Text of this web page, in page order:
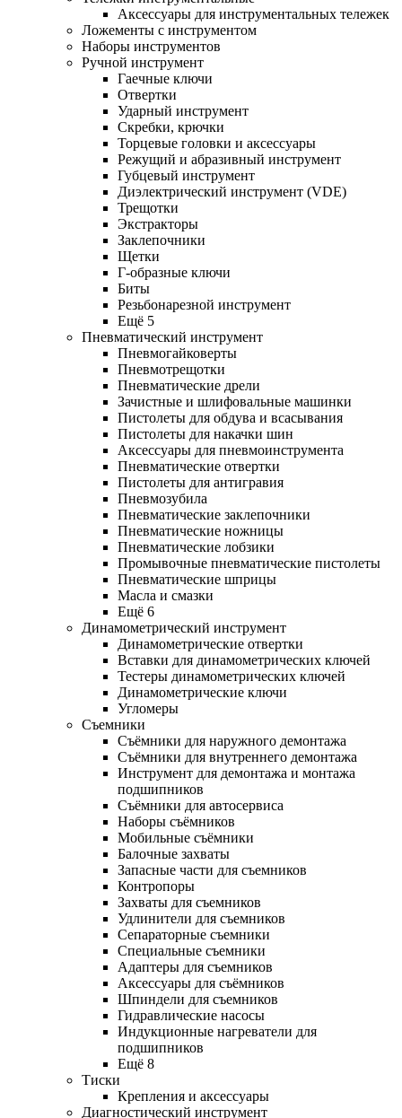
Аксессуары для инструментальных тележек
Ложементы с инструментом
Наборы инструментов
Ручной инструмент
Гаечные ключи
Отвертки
Ударный инструмент
Скребки, крючки
Торцевые головки и аксессуары
Режущий и абразивный инструмент
Губцевый инструмент
Диэлектрический инструмент (VDE)
Трещотки
Экстракторы
Заклепочники
Щетки
Г-образные ключи
Биты
Резьбонарезной инструмент
Ещё 5
Пневматический инструмент
Пневмогайковерты
Пневмотрещотки
Пневматические дрели
Зачистные и шлифовальные машинки
Пистолеты для обдува и всасывания
Пистолеты для накачки шин
Аксессуары для пневмоинструмента
Пневматические отвертки
Пистолеты для антигравия
Пневмозубила
Пневматические заклепочники
Пневматические ножницы
Пневматические лобзики
Промывочные пневматические пистолеты
Пневматические шприцы
Масла и смазки
Ещё 6
Динамометрический инструмент
Динамометрические отвертки
Вставки для динамометрических ключей
Тестеры динамометрических ключей
Динамометрические ключи
Угломеры
Съемники
Съёмники для наружного демонтажа
Съёмники для внутреннего демонтажа
Инструмент для демонтажа и монтажа
подшипников
Съёмники для автосервиса
Наборы съёмников
Мобильные съёмники
Балочные захваты
Запасные части для съемников
Контропоры
Захваты для съемников
Удлинители для съемников
Сепараторные съемники
Специальные съемники
Адаптеры для съемников
Аксессуары для съёмников
Шпиндели для съемников
Гидравлические насосы
Индукционные нагреватели для
подшипников
Ещё 8
Тиски
Крепления и аксессуары
Диагностический инструмент